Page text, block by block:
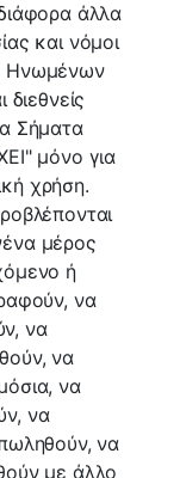
άλλα
και νόμοι
Ηνωμένων
διεθνείς
Σήματα
μόνο για
χρήση.
μέρος
ή
να
να
να
να
να
να
με άλλο